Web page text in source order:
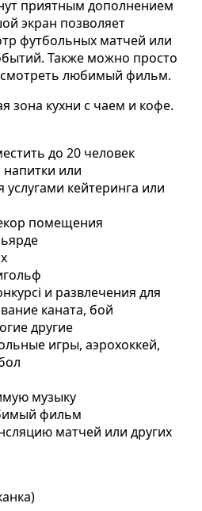
приятным дополнением
экран позволяет
футбольных матчей или
Также можно просто
любимый фильм.
зона кухни с чаем и кофе.
до 20 человек
или
услугами кейтеринга или
помещения
и развлечения для
каната, бой
другие
игры, аэрохоккей,
музыку
фильм
матчей или других